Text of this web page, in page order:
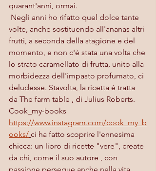
quarant'anni, ormai.
volte, anche sostituendo all'ananas altri
frutti, a seconda della stagione e del
momento, e non c'è stata una volta che
lo strato caramellato di frutta, unito alla
morbidezza dell'impasto profumato, ci
deludesse. Stavolta, la ricetta è tratta
da The farm table , di Julius Roberts.
Cook_my-books
https://www.instagram.com/cook_my_b
ooks/ ci ha fatto scoprire l'ennesima
chicca: un libro di ricette "vere", create
da chi, come il suo autore , con
passione persegue anche nella vita